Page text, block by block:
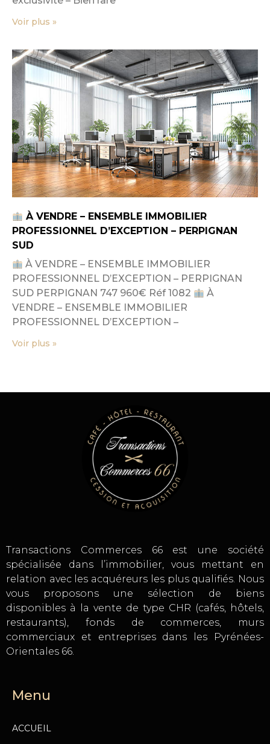
Voir plus »
À VENDRE – ENSEMBLE IMMOBILIER
PROFESSIONNEL D’EXCEPTION – PERPIGNAN
SUD
À VENDRE – ENSEMBLE IMMOBILIER
PROFESSIONNEL D’EXCEPTION – PERPIGNAN
SUD PERPIGNAN 747 960€ Réf 1082
À
VENDRE – ENSEMBLE IMMOBILIER
PROFESSIONNEL D’EXCEPTION –
Voir plus »
Transactions Commerces 66 est une société
spécialisée dans l’immobilier, vous mettant en
relation avec les acquéreurs les plus qualifiés. Nous
vous proposons une sélection de biens
disponibles à la vente de type CHR (cafés, hôtels,
restaurants), fonds de commerces, murs
commerciaux et entreprises dans les Pyrénées-
Orientales 66.
Menu
ACCUEIL